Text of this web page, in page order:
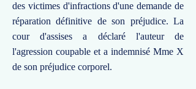
des victimes d'infractions d'une demande de
réparation définitive de son préjudice. La
cour d'assises a déclaré l'auteur de
l'agression coupable et a indemnisé Mme X
de son préjudice corporel.